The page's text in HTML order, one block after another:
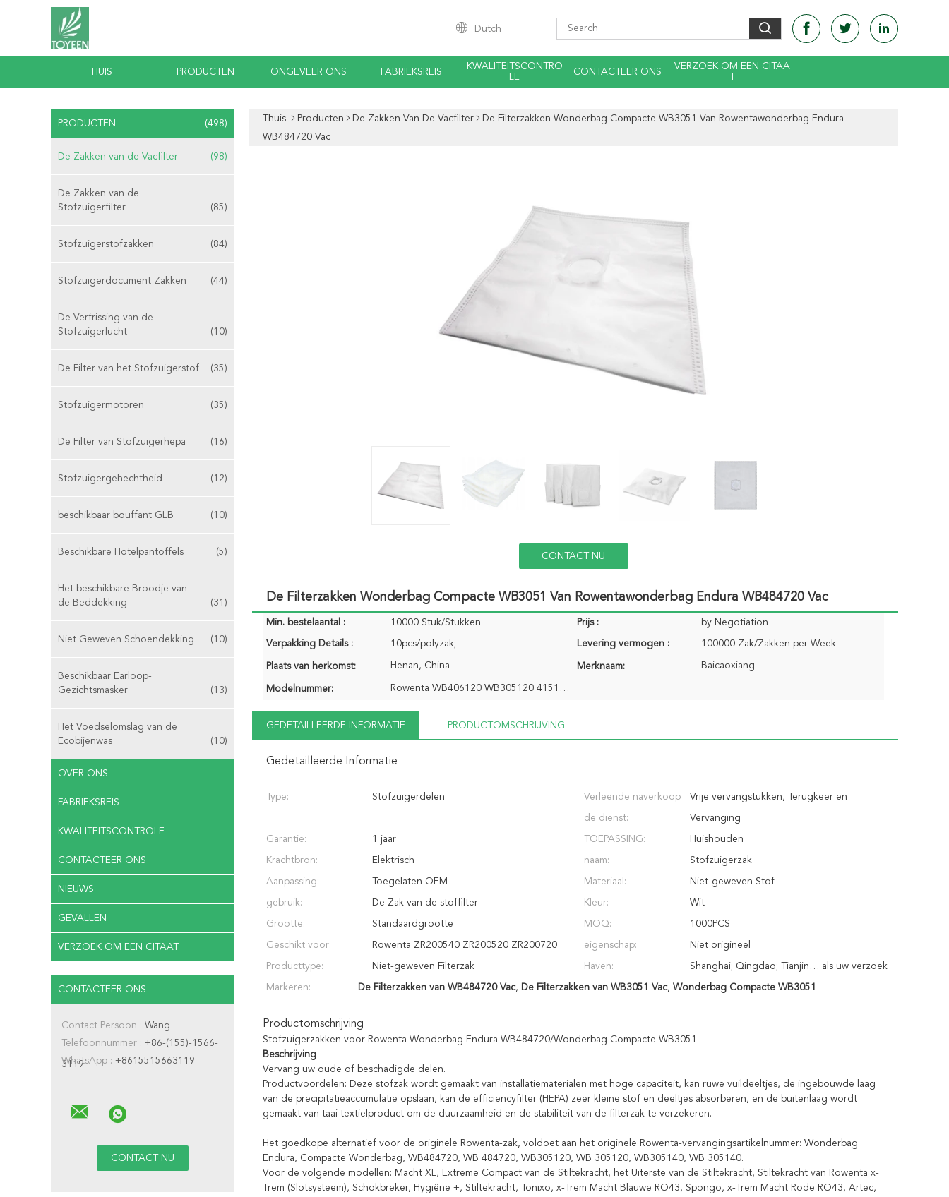
Dutch
HUIS PRODUCTEN ONGEVEER ONS FABRIEKSREIS
KWALITEITSCONTRO
LE
CONTACTEER ONS
VERZOEK OM EEN CITAA
PRODUCTEN (498)
De Zakken van de Vacfilter (98)
De Zakken van de
Stofzuigerfilter
(85)
Stofzuigerstofzakken (84)
Stofzuigerdocument Zakken (44)
De Verfrissing van de
Stofzuigerlucht
(10)
De Filter van het Stofzuigerstof (35)
Stofzuigermotoren (35)
De Filter van Stofzuigerhepa (16)
Stofzuigergehechtheid (12)
beschikbaar bouffant GLB (10)
Beschikbare Hotelpantoffels (5)
Het beschikbare Broodje van
de Beddekking
(31)
Niet Geweven Schoendekking (10)
Beschikbaar Earloop-
Gezichtsmasker
(13)
Het Voedselomslag van de
Ecobijenwas
(10)
OVER ONS
FABRIEKSREIS
KWALITEITSCONTROLE
CONTACTEER ONS
NIEUWS
GEVALLEN
VERZOEK OM EEN CITAAT
CONTACTEER ONS
Contact Persoon : Wang
Telefoonnummer : +86-(155)-1566-
3119
WhatsApp : +8615515663119
Thuis Producten De Zakken Van De Vacfilter
De Filterzakken Wonderbag Compacte WB3051 Van Rowentawonderbag Endura
WB484720 Vac
CONTACT NU
De Filterzakken Wonderbag Compacte WB3051 Van Rowentawonderbag Endura WB484720 Vac
Min. bestelaantal : 10000 Stuk/Stukken Prijs : by Negotiation
Verpakking Details : 10pcs/polyzak; Levering vermogen : 100000 Zak/Zakken per Week
Plaats van herkomst: Henan, China Merknaam: Baicaoxiang
Modelnummer: Rowenta WB406120 WB305120 415120
GEDETAILLEERDE INFORMATIE PRODUCTOMSCHRIJVING
Gedetailleerde Informatie
Type: Stofzuigerdelen Verleende naverkoop
de dienst:
Vrije vervangstukken, Terugkeer en
Vervanging
Garantie: 1 jaar TOEPASSING: Huishouden
Krachtbron: Elektrisch naam: Stofzuigerzak
Aanpassing: Toegelaten OEM Materiaal: Niet-geweven Stof
gebruik: De Zak van de stoffilter Kleur: Wit
Grootte: Standaardgrootte MOQ: 1000PCS
Geschikt voor: Rowenta ZR200540 ZR200520 ZR200720 eigenschap: Niet origineel
Producttype: Niet-geweven Filterzak Haven: Shanghai; Qingdao; Tianjin… als uw verzoek
Markeren: De Filterzakken van WB484720 Vac, De Filterzakken van WB3051 Vac, Wonderbag Compacte WB3051
Productomschrijving
Stofzuigerzakken voor Rowenta Wonderbag Endura WB484720/Wonderbag Compacte WB3051
Beschrijving
Vervang uw oude of beschadigde delen.
Productvoordelen: Deze stofzak wordt gemaakt van installatiematerialen met hoge capaciteit, kan ruwe vuildeeltjes, de ingebouwde laag
van de precipitatieaccumulatie opslaan, kan de efficiencyfilter (HEPA) zeer kleine stof en deeltjes absorberen, en de buitenlaag wordt
gemaakt van taai textielproduct om de duurzaamheid en de stabiliteit van de filterzak te verzekeren.
Het goedkope alternatief voor de originele Rowenta-zak, voldoet aan het originele Rowenta-vervangingsartikelnummer: Wonderbag
Endura, Compacte Wonderbag, WB484720, WB 484720, WB305120, WB 305120, WB305140, WB 305140.
Voor de volgende modellen: Macht XL, Extreme Compact van de Stiltekracht, het Uiterste van de Stiltekracht, Stiltekracht van Rowenta x-
Trem (Slotsysteem), Schokbreker, Hygiëne +, Stiltekracht, Tonixo, x-Trem Macht Blauwe RO43, Spongo, x-Trem Macht Rode RO43, Artec,